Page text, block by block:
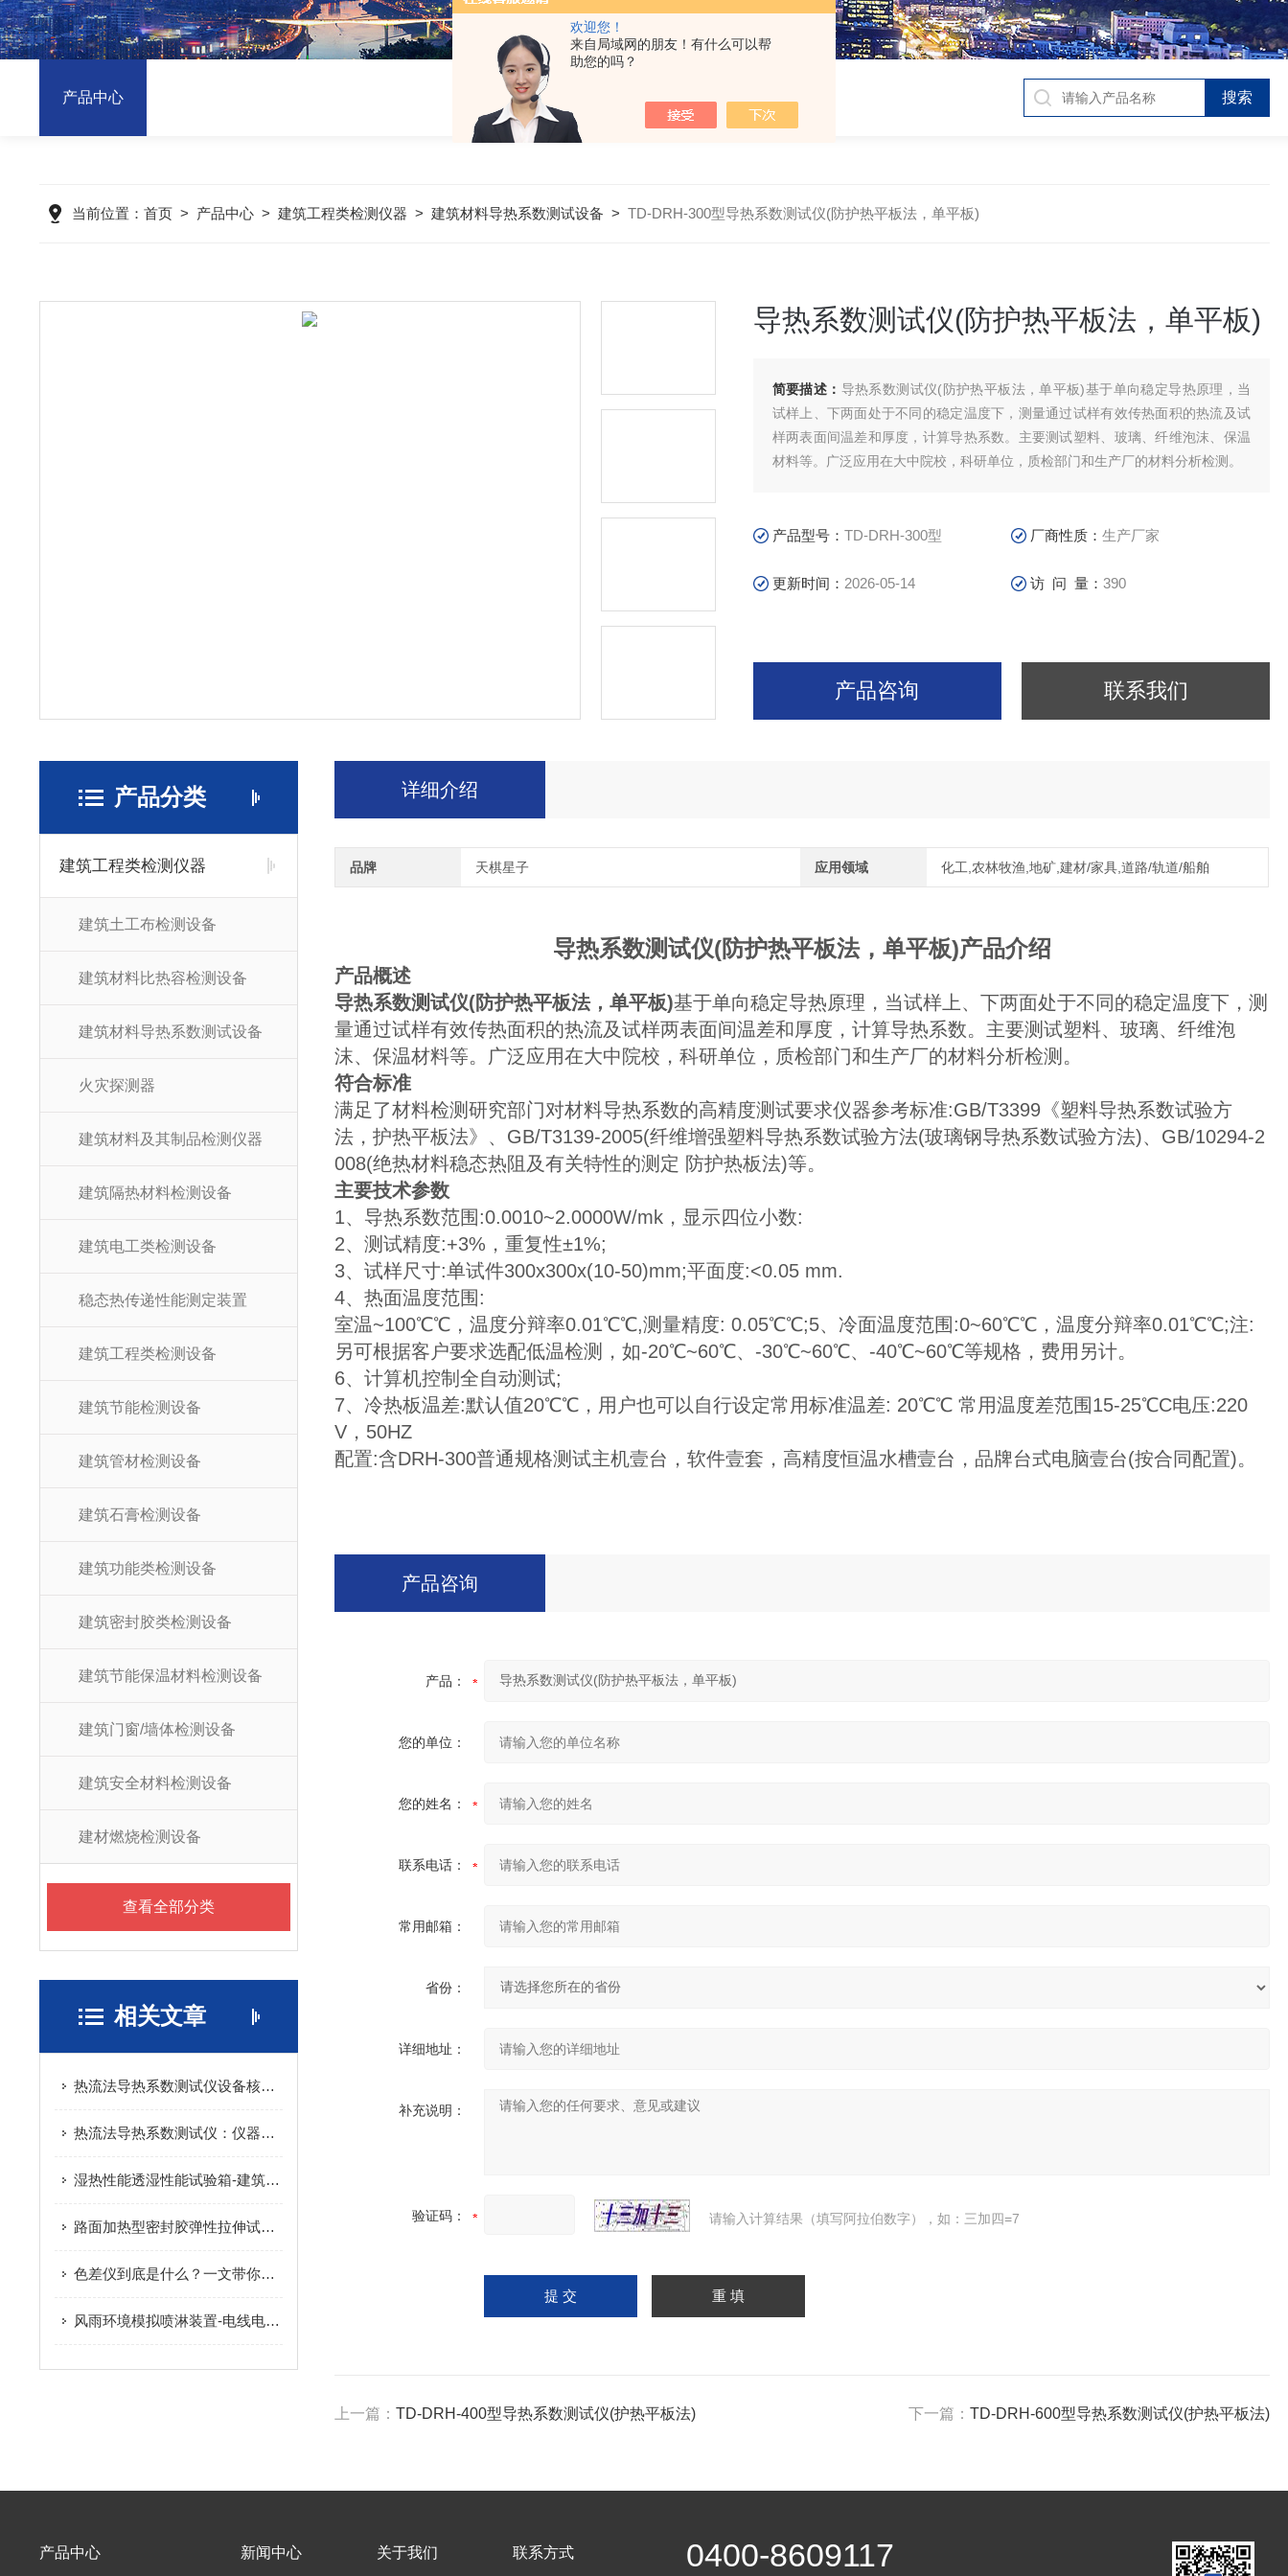
欢迎您！
来自局域网的朋友！有什么可以帮
助您的吗？
产品中心
当前位置： 首页> 产品中心> 建筑工程类检测仪器 > 建筑材料导热系数测试设备 > TD-DRH-300型导热系数测试仪(防护热平板法，单平板)
导热系数测试仪(防护热平板法，单平板)
简要描述： 导热系数测试仪(防护热平板法，单平板)基于单向稳定导热原理，当
试样上、下两面处于不同的稳定温度下，测量通过试样有效传热面积的热流及试
样两表面间温差和厚度，计算导热系数。主要测试塑料、玻璃、纤维泡沫、保温
材料等。广泛应用在大中院校，科研单位，质检部门和生产厂的材料分析检测。
产品型号： TD-DRH-300型 厂商性质：生产厂家
更新时间： 2026-05-14 访 问 量：390
产品咨询 联系我们
详细介绍
品牌 天棋星子 应用领域 化工,农林牧渔,地矿,建材/家具,道路/轨道/船舶
导热系数测试仪(防护热平板法，单平板)产品介绍
产品概述
导热系数测试仪(防护热平板法，单平板)基于单向稳定导热原理，当试样上、下两面处于不同的稳定温度下，测
量通过试样有效传热面积的热流及试样两表面间温差和厚度，计算导热系数。主要测试塑料、玻璃、纤维泡
沫、保温材料等。广泛应用在大中院校，科研单位，质检部门和生产厂的材料分析检测。
符合标准
满足了材料检测研究部门对材料导热系数的高精度测试要求仪器参考标准:GB/T3399《塑料导热系数试验方
法，护热平板法》、GB/T3139-2005(纤维增强塑料导热系数试验方法(玻璃钢导热系数试验方法)、GB/10294-2
008(绝热材料稳态热阻及有关特性的测定 防护热板法)等。
主要技术参数
1、导热系数范围:0.0010~2.0000W/mk，显示四位小数:
2、测试精度:+3%，重复性±1%;
3、试样尺寸:单试件300x300x(10-50)mm;平面度:<0.05 mm.
4、热面温度范围:
室温~100℃℃，温度分辩率0.01℃℃,测量精度: 0.05℃℃;5、冷面温度范围:0~60℃℃，温度分辩率0.01℃℃;注:
另可根据客户要求选配低温检测，如-20℃~60℃、-30℃~60℃、-40℃~60℃等规格，费用另计。
6、计算机控制全自动测试;
7、冷热板温差:默认值20℃℃，用户也可以自行设定常用标准温差: 20℃℃ 常用温度差范围15-25℃C电压:220
V，50HZ
配置:含DRH-300普通规格测试主机壹台，软件壹套，高精度恒温水槽壹台，品牌台式电脑壹台(按合同配置)。
产品咨询
产品：
您的单位：
您的姓名：
联系电话：
常用邮箱：
省份：
详细地址：
补充说明：
验证码： 请输入计算结果（填写阿拉伯数字），如：三加四=7
上一篇：TD-DRH-400型导热系数测试仪(护热平板法) 下一篇： TD-DRH-600型导热系数测试仪(护热平板法)
产品分类
建筑工程类检测仪器
建筑土工布检测设备
建筑材料比热容检测设备
建筑材料导热系数测试设备
火灾探测器
建筑材料及其制品检测仪器
建筑隔热材料检测设备
建筑电工类检测设备
稳态热传递性能测定装置
建筑工程类检测设备
建筑节能检测设备
建筑管材检测设备
建筑石膏检测设备
建筑功能类检测设备
建筑密封胶类检测设备
建筑节能保温材料检测设备
建筑门窗/墙体检测设备
建筑安全材料检测设备
建材燃烧检测设备
查看全部分类
相关文章
热流法导热系数测试仪设备核心结构与工作流程概述
热流法导热系数测试仪：仪器核心结构与功能特点
湿热性能透湿性能试验箱-建筑节能的性能特点
路面加热型密封胶弹性拉伸试验机的维护与保养
色差仪到底是什么？一文带你读懂这个“色彩裁判”
风雨环境模拟喷淋装置-电线电缆的维护与保养
产品中心 新闻中心 关于我们 联系方式 0400-8609117